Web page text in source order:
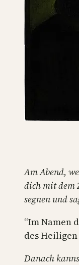
Am Abend,
dich mit dem
segnen und
“Im Namen
des Heiligen
Danach